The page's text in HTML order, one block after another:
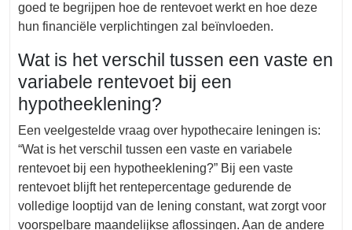
goed te begrijpen hoe de rentevoet werkt en hoe deze
hun financiële verplichtingen zal beïnvloeden.
Wat is het verschil tussen een vaste en
variabele rentevoet bij een
hypotheeklening?
Een veelgestelde vraag over hypothecaire leningen is:
“Wat is het verschil tussen een vaste en variabele
rentevoet bij een hypotheeklening?” Bij een vaste
rentevoet blijft het rentepercentage gedurende de
volledige looptijd van de lening constant, wat zorgt voor
voorspelbare maandelijkse aflossingen. Aan de andere